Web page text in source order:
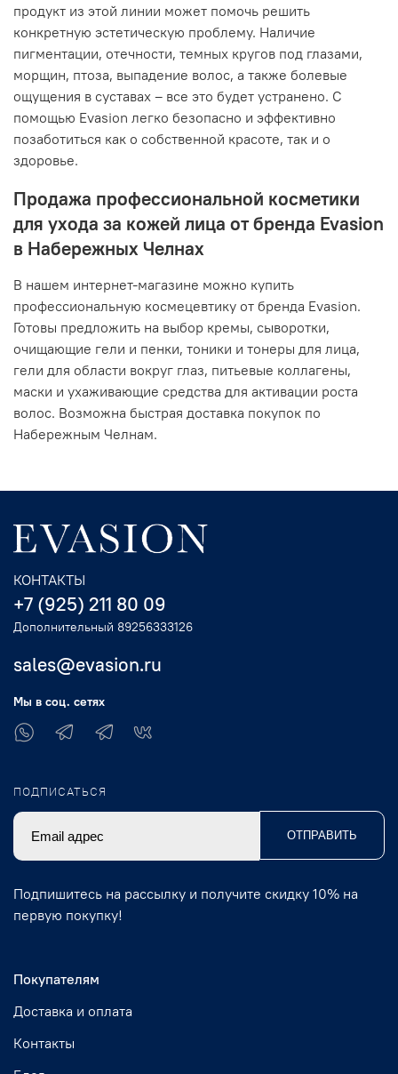
продукт из этой линии может помочь решить
конкретную эстетическую проблему. Наличие
пигментации, отечности, темных кругов под глазами,
морщин, птоза, выпадение волос, а также болевые
ощущения в суставах – все это будет устранено. С
помощью Evasion легко безопасно и эффективно
позаботиться как о собственной красоте, так и о
здоровье.
Продажа профессиональной косметики
для ухода за кожей лица от бренда Evasion
в Набережных Челнах
В нашем интернет-магазине можно купить
профессиональную космецевтику от бренда Evasion.
Готовы предложить на выбор кремы, сыворотки,
очищающие гели и пенки, тоники и тонеры для лица,
гели для области вокруг глаз, питьевые коллагены,
маски и ухаживающие средства для активации роста
волос. Возможна быстрая доставка покупок по
Набережным Челнам.
Покупателям
Доставка и оплата
Контакты
КОНТАКТЫ
+7 (925) 211 80 09
Дополнительный 89256333126
sales@evasion.ru
Мы в соц. сетях
ПОДПИСАТЬСЯ
ОТПРАВИТЬ
Подпишитесь на рассылку и получите скидку 10% на
первую покупку!